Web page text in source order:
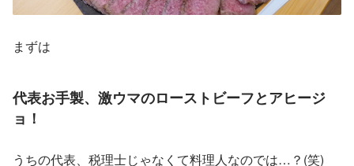
まずは
代表お手製、激ウマのローストビーフとアヒージ
ョ！
うちの代表、税理士じゃなくて料理人なのでは…？(笑)